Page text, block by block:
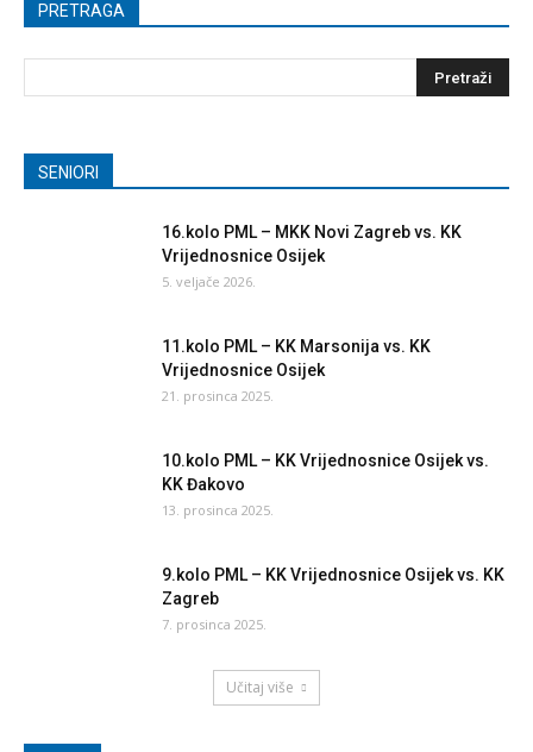
PRETRAGA
SENIORI
16.kolo PML – MKK Novi Zagreb vs. KK
Vrijednosnice Osijek
5. veljače 2026.
11.kolo PML – KK Marsonija vs. KK
Vrijednosnice Osijek
21. prosinca 2025.
10.kolo PML – KK Vrijednosnice Osijek vs.
KK Đakovo
13. prosinca 2025.
9.kolo PML – KK Vrijednosnice Osijek vs. KK
Zagreb
7. prosinca 2025.
Učitaj više